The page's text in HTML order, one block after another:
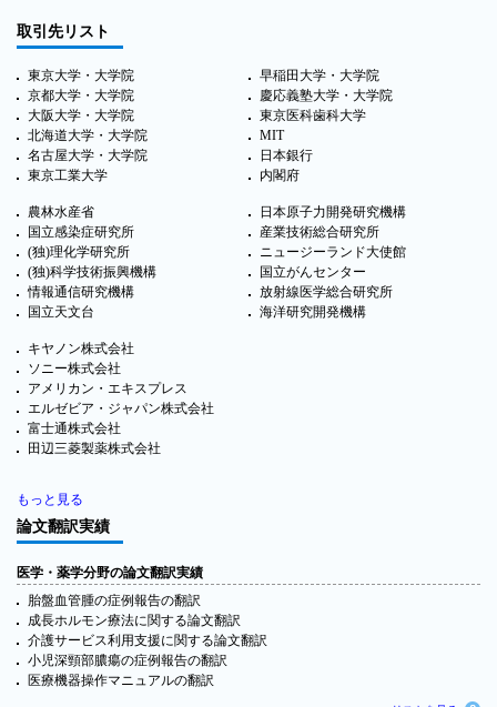
取引先リスト
東京大学・大学院
京都大学・大学院
大阪大学・大学院
北海道大学・大学院
名古屋大学・大学院
東京工業大学
早稲田大学・大学院
慶応義塾大学・大学院
東京医科歯科大学
MIT
日本銀行
内閣府
農林水産省
国立感染症研究所
(独)理化学研究所
(独)科学技術振興機構
情報通信研究機構
国立天文台
日本原子力開発研究機構
産業技術総合研究所
ニュージーランド大使館
国立がんセンター
放射線医学総合研究所
海洋研究開発機構
キヤノン株式会社
ソニー株式会社
アメリカン・エキスプレス
エルゼビア・ジャパン株式会社
富士通株式会社
田辺三菱製薬株式会社
もっと見る
論文翻訳実績
医学・薬学分野の論文翻訳実績
胎盤血管腫の症例報告の翻訳
成長ホルモン療法に関する論文翻訳
介護サービス利用支援に関する論文翻訳
小児深頸部膿瘍の症例報告の翻訳
医療機器操作マニュアルの翻訳